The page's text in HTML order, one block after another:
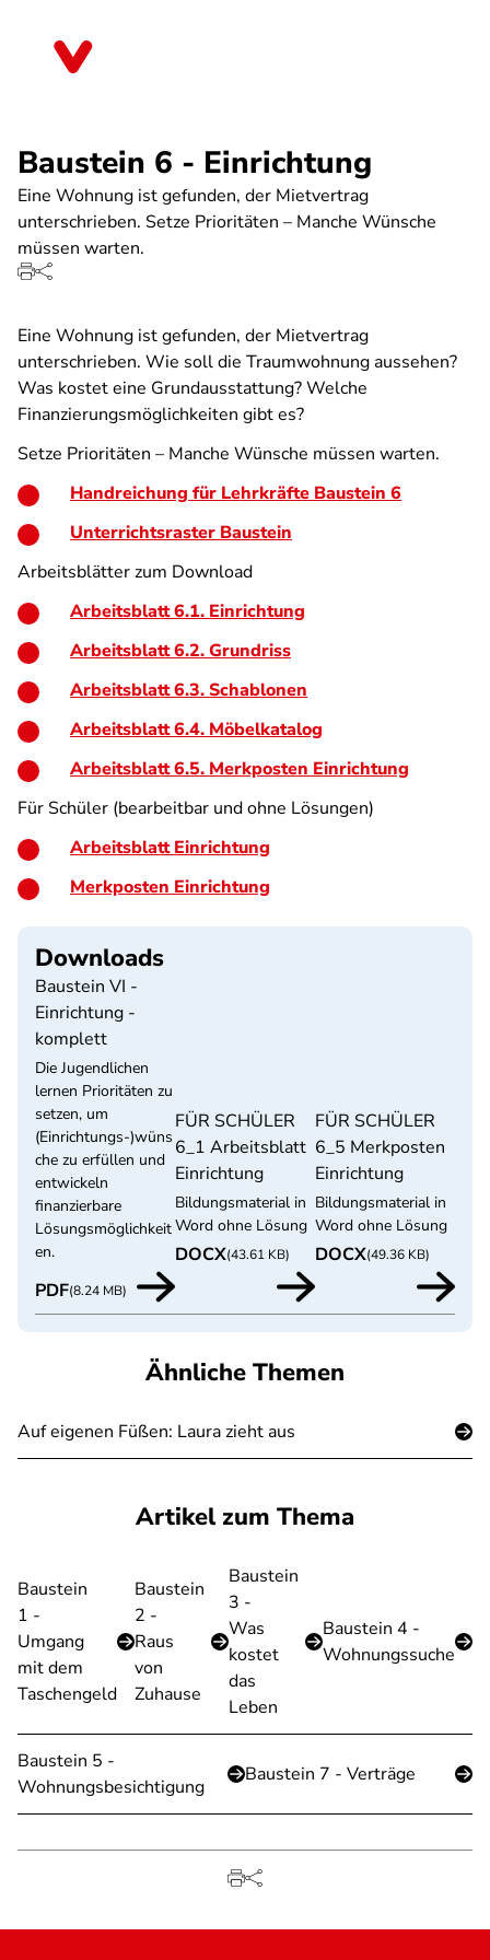
Baustein 6 - Einrichtung
Eine Wohnung ist gefunden, der Mietvertrag
unterschrieben. Setze Prioritäten – Manche Wünsche
müssen warten.
Eine Wohnung ist gefunden, der Mietvertrag
unterschrieben. Wie soll die Traumwohnung aussehen?
Was kostet eine Grundausstattung? Welche
Finanzierungsmöglichkeiten gibt es?
Setze Prioritäten – Manche Wünsche müssen warten.
Handreichung für Lehrkräfte Baustein 6
Unterrichtsraster Baustein
Arbeitsblätter zum Download
Arbeitsblatt 6.1. Einrichtung
Arbeitsblatt 6.2. Grundriss
Arbeitsblatt 6.3. Schablonen
Arbeitsblatt 6.4. Möbelkatalog
Arbeitsblatt 6.5. Merkposten Einrichtung
Für Schüler (bearbeitbar und ohne Lösungen)
Arbeitsblatt Einrichtung
Merkposten Einrichtung
Downloads
Baustein VI -
Einrichtung -
komplett
Die Jugendlichen
lernen Prioritäten zu
setzen, um
(Einrichtungs-)wüns
che zu erfüllen und
entwickeln
finanzierbare
Lösungsmöglichkeit
en.
PDF(8.24 MB)
FÜR SCHÜLER
6_1 Arbeitsblatt
Einrichtung
Bildungsmaterial in
Word ohne Lösung
DOCX(43.61 KB)
FÜR SCHÜLER
6_5 Merkposten
Einrichtung
Bildungsmaterial in
Word ohne Lösung
DOCX(49.36 KB)
Ähnliche Themen
Auf eigenen Füßen: Laura zieht aus
Artikel zum Thema
Baustein
1 -
Umgang
mit dem
Taschengeld
Baustein
2 -
Raus
von
Zuhause
Baustein
3 -
Was
kostet
das
Leben
Baustein 4 -
Wohnungssuche
Baustein 5 -
Wohnungsbesichtigung
Baustein 7 - Verträge